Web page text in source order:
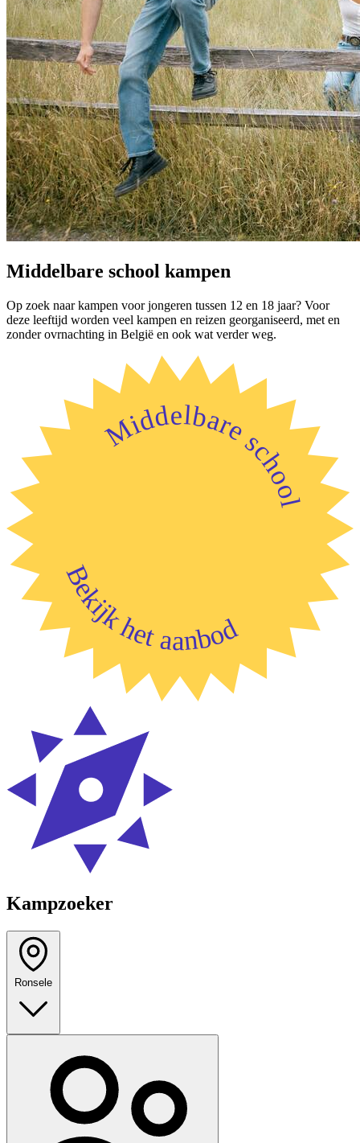
Middelbare school kampen
Op zoek naar kampen voor jongeren tussen 12 en 18 jaar? Voor
deze leeftijd worden veel kampen en reizen georganiseerd, met en
zonder ovrnachting in België en ook wat verder weg.
Middelbare school
Bekijk het aanbod
Kampzoeker
Ronsele